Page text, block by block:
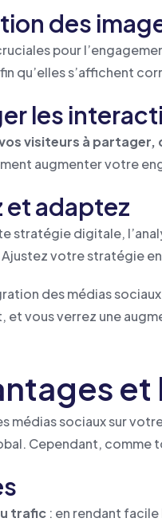
des
pour
qu’elles s’affichent
les
visiteurs à
augmenter votre
et adaptez
stratégie digitale,
Ajustez votre stratégie
des médias
et vous verrez une
médias sociaux sur
Cependant, comme
trafic : en rendant